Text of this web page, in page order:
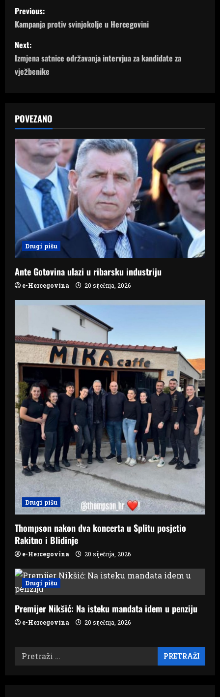
P
o
s
t
a
v
i
g
t
i
o
n
Previous:
Kampanja protiv svinjokolje u Hercegovini
Next:
Izmjena satnice održavanja intervjua za kandidate za
vježbenike
POVEZANO
Drugi pišu
Ante Gotovina ulazi u ribarsku industriju
e-Hercegovina 20 siječnja, 2026
Drugi pišu
Thompson nakon dva koncerta u Splitu posjetio
Rakitno i Blidinje
e-Hercegovina 20 siječnja, 2026
Drugi pišu
Premijer Nikšić: Na isteku mandata idem u penziju
e-Hercegovina 20 siječnja, 2026
Pretraži: